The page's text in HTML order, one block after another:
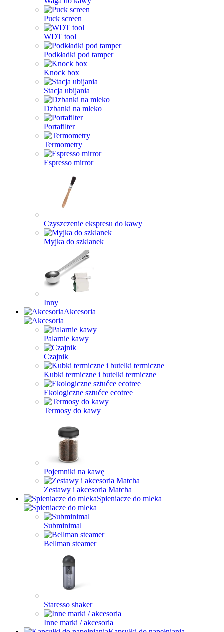
Puck screen
WDT tool
Podkładki pod tamper
Knock box
Stacja ubijania
Dzbanki na mleko
Portafilter
Termometry
Espresso mirror
Czyszczenie ekspresu do kawy
Myjka do szklanek
Inny
Akcesoria
Palarnie kawy
Czajnik
Kubki termiczne i butelki termiczne
Ekologiczne sztućce ecotree
Termosy do kawy
Pojemniki na kawę
Zestawy i akcesoria Matcha
Spieniacze do mleka
Subminimal
Bellman steamer
Staresso shaker
Inne marki / akcesoria